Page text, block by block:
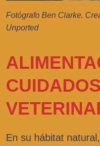
Fotógrafo Ben Clarke.
Unported
CUIDADOS
En su hábitat